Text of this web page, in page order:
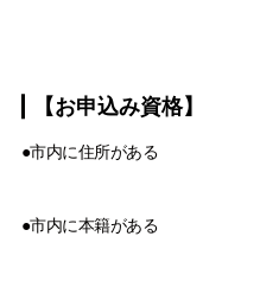
【お申込み資格】
●市内に住所がある
●市内に本籍がある